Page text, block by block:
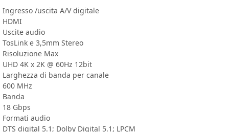
Ingresso /uscita A/V digitale
HDMI
Uscite audio
TosLink e 3,5mm Stereo
Risoluzione Max
UHD 4K x 2K @ 60Hz 12bit
Larghezza di banda per canale
600 MHz
Banda
18 Gbps
Formati audio
DTS digital 5.1; Dolby Digital 5.1; LPCM